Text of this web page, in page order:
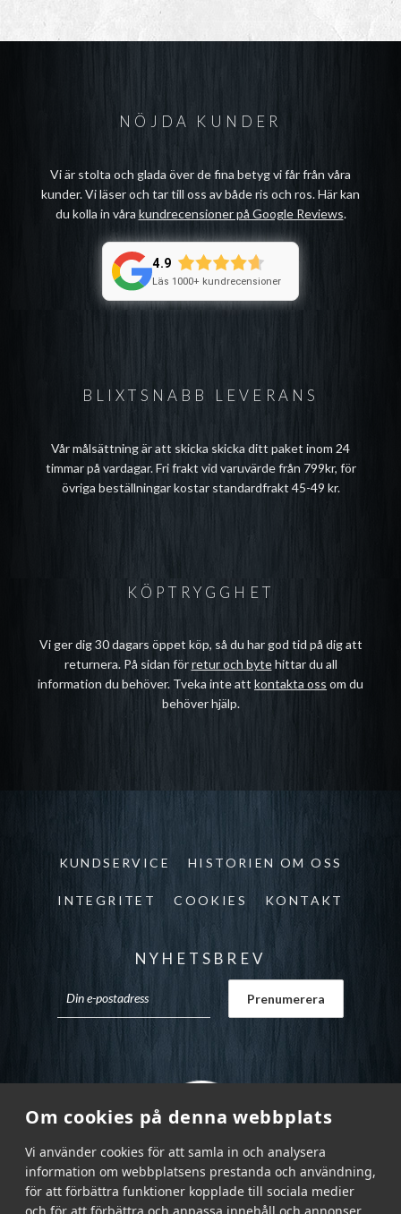
Om cookies på denna webbplats
Vi använder cookies för att samla in och analysera
information om webbplatsens prestanda och användning,
för att förbättra funktioner kopplade till sociala medier
BLIXTSNABB LEVERANS
Vår målsättning är att skicka skicka ditt paket inom 24
timmar på vardagar. Fri frakt vid varuvärde från 799kr, för
övriga beställningar kostar standardfrakt 45-49 kr.
NÖJDA KUNDER
Vi är stolta och glada över de fina betyg vi får från våra
kunder. Vi läser och tar till oss av både ris och ros. Här kan
du kolla in våra kundrecensioner på Google Reviews.
4.9
Läs 1000+ kundrecensioner
KÖPTRYGGHET
Vi ger dig 30 dagars öppet köp, så du har god tid på dig att
returnera. På sidan förretur och bytehittar du all
information du behöver. Tveka inte att kontakta oss om du
behöver hjälp.
KUNDSERVICE HISTORIEN OM OSS
INTEGRITET COOKIES KONTAKT
NYHETSBREV